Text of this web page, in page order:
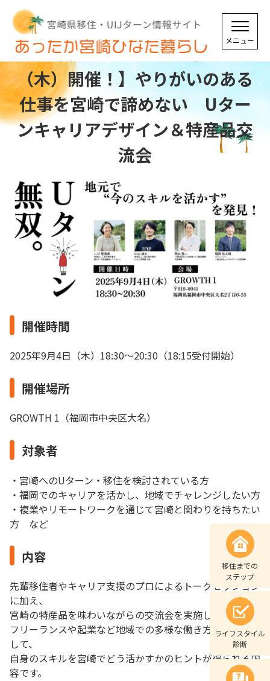
※終了しました【9月4日
（木）開催！】やりがいのある
仕事を宮崎で諦めない Uター
ンキャリアデザイン＆特産品交
流会
開催時間
2025年9月4日（木）18:30〜20:30（18:15受付開始）
開催場所
GROWTH 1（福岡市中央区大名）
対象者
・宮崎へのUターン・移住を検討されている方
・福岡でのキャリアを活かし、地域でチャレンジしたい方
・複業やリモートワークを通じて宮崎と関わりを持ちたい
方 など
内容
先輩移住者やキャリア支援のプロによるトークセッション
に加え、
宮崎の特産品を味わいながらの交流会を実施します。
フリーランスや起業など地域での多様な働き方の実例を通
して、
自身のスキルを宮崎でどう活かすかのヒントが得られる内
容です。
移住までの
ステップ
ライフスタイル
診断